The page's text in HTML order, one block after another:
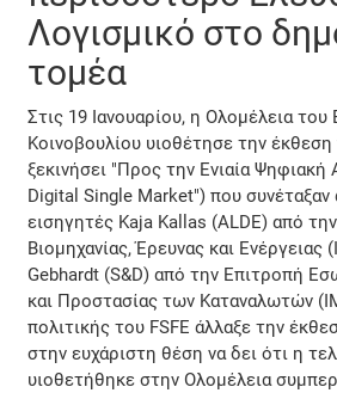
Λογισμικό στο
τομέα
Στις 19 Ιανουαρίου, η Ολομέλεια
Κοινοβουλίου υιοθέτησε την έκθεση
ξεκινήσει "Προς την Ενιαία
Digital Single Market") που συνέταξαν
εισηγητές Kaja Kallas (ALDE) από
Βιομηχανίας, Έρευνας και Ενέργειας
Gebhardt (S&D) από την Επιτροπή
και Προστασίας των Καταναλωτών
πολιτικής του FSFE άλλαξε την
στην ευχάριστη θέση να δει ότι η
υιοθετήθηκε στην Ολομέλεια